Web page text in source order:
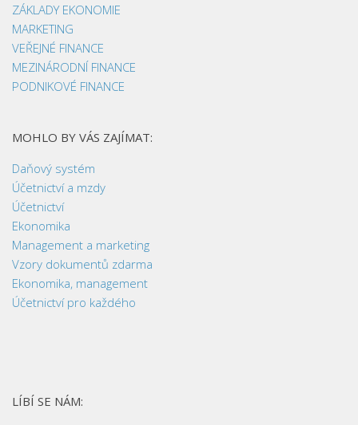
ZÁKLADY EKONOMIE
MARKETING
VEŘEJNÉ FINANCE
MEZINÁRODNÍ FINANCE
PODNIKOVÉ FINANCE
MOHLO BY VÁS ZAJÍMAT:
Daňový systém
Účetnictví a mzdy
Účetnictví
Ekonomika
Management a marketing
Vzory dokumentů zdarma
Ekonomika, management
Účetnictví pro každého
LÍBÍ SE NÁM: